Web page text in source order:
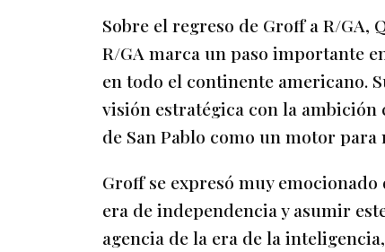
Sobre el regreso de Groff a R/GA,
R/GA marca un paso importante
en todo el continente americano.
visión estratégica con la
de San Pablo como un motor
Groff se expresó muy
era de independencia y asumir
agencia de la era de la